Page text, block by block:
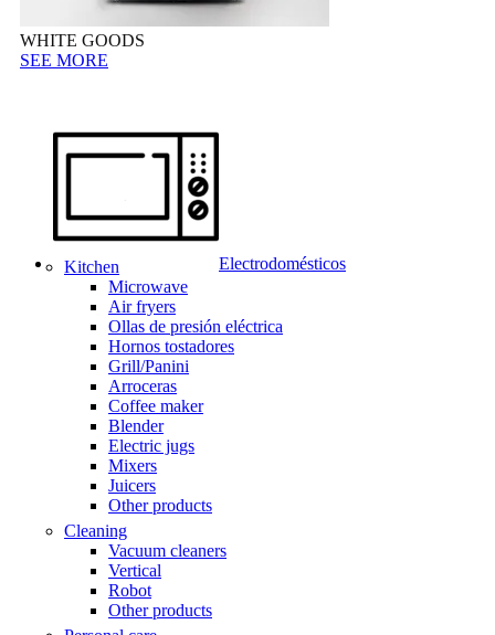
WHITE GOODS
SEE MORE
Electrodomésticos
Kitchen
Microwave
Air fryers
Ollas de presión eléctrica
Hornos tostadores
Grill/Panini
Arroceras
Coffee maker
Blender
Electric jugs
Mixers
Juicers
Other products
Cleaning
Vacuum cleaners
Vertical
Robot
Other products